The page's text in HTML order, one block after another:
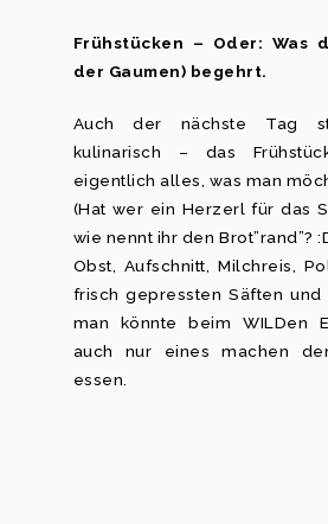
Frühstücken – Oder: Was
der Gaumen) begehrt.
Auch der nächste Tag
kulinarisch – das
eigentlich alles, was man
(Hat wer ein Herzerl für das
wie nennt ihr den Brot”rand”?
Obst, Aufschnitt, Milchreis,
frisch gepressten Säften und
man könnte beim WILDen
auch nur eines machen
essen.